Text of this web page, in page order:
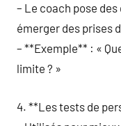
– Le coach pose
émerger des prises
– **Exemple** : «
limite ? »
4. **Les tests de